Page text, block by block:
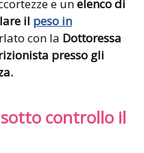
e unelenco di
il peso in
con la Dottoressa
presso gli
controllo il